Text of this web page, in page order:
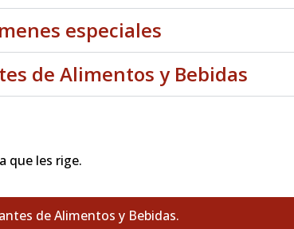
especiales
de Alimentos y Bebidas
que les rige.
de Alimentos y Bebidas.